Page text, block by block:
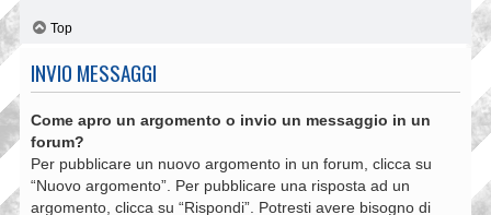
Top
INVIO MESSAGGI
Come apro un argomento o invio un messaggio in un
forum?
Per pubblicare un nuovo argomento in un forum, clicca su
“Nuovo argomento”. Per pubblicare una risposta ad un
argomento, clicca su “Rispondi”. Potresti avere bisogno di